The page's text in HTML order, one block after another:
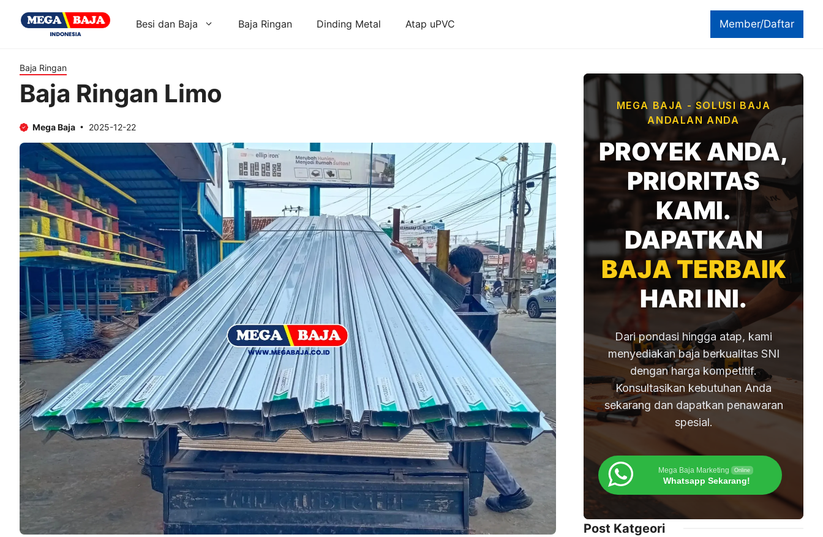
Member/Daftar
Besi dan Baja Baja Ringan Dinding Metal Atap uPVC
Baja Ringan
Baja Ringan Limo
Mega Baja 2025-12-22
MEGA BAJA - SOLUSI BAJA
ANDALAN ANDA
PROYEK ANDA,
PRIORITAS
KAMI.
DAPATKAN
BAJA TERBAIK
HARI INI.
Dari pondasi hingga atap, kami
menyediakan baja berkualitas SNI
dengan harga kompetitif.
Konsultasikan kebutuhan Anda
sekarang dan dapatkan penawaran
spesial.
Mega Baja Marketing Online
Whatsapp Sekarang!
Post Katgeori